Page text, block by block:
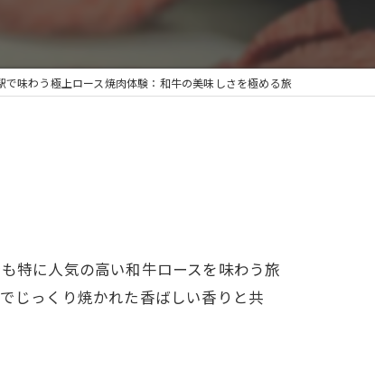
で味わう極上ロース焼肉体験：和牛の美味しさを極める旅
特に人気の高い和牛ロースを味わう旅
じっくり焼かれた香ばしい香りと共